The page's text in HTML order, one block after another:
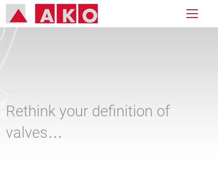
Rethink your definition of
valves…